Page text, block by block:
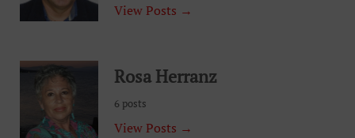
View Posts →
Rosa Herranz
6 posts
View Posts →